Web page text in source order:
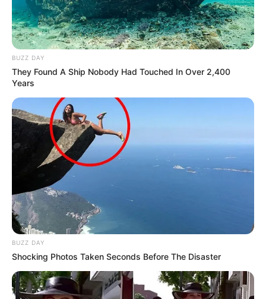
BUZZ DAY
They Found A Ship Nobody Had Touched In Over 2,400
Years
BUZZ DAY
Shocking Photos Taken Seconds Before The Disaster